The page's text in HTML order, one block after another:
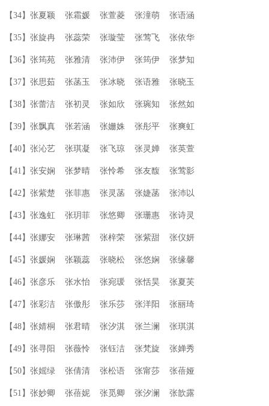
【34】张夏颖 张霜媛 张萱菱 张潼萌 张语涵
【35】张旋冉 张蕊荣 张璇莹 张莺飞 张依华
【36】张筠苑 张雅清 张沛伊 张筠伊 张梦知
【37】张思茹 张菡玉 张冰晓 张语雅 张晓玉
【38】张蕾洁 张初灵 张如欣 张琬知 张然如
【39】张飘真 张若涵 张姗姝 张彤平 张爽虹
【40】张沁艺 张琪凝 张飞琼 张灵婵 张英萱
【41】张安娴 张梦晴 张怜希 张友馥 张莺影
【42】张紫楚 张菲惠 张灵菡 张婕菡 张沛以
【43】张逸虹 张玥菲 张悠卿 张珊惠 张诗灵
【44】张娜安 张琳茜 张梓荣 张紫甜 张仪妍
【45】张媛娴 张颖蕊 张晓松 张悠娴 张缘馨
【46】张彦乐 张水怡 张宛瑗 张恬昊 张夏芙
【47】张彩洁 张傲彤 张乐莎 张洋阳 张丽琦
【48】张婧桐 张君晴 张汐淇 张兰澜 张琪淇
【49】张寻阳 张薇怜 张钰洁 张梵旋 张婵秀
【50】张媱绿 张倩清 张松语 张甯莎 张蓓娅
【51】张妙卿 张蓓妮 张觅卿 张汐澜 张歆露